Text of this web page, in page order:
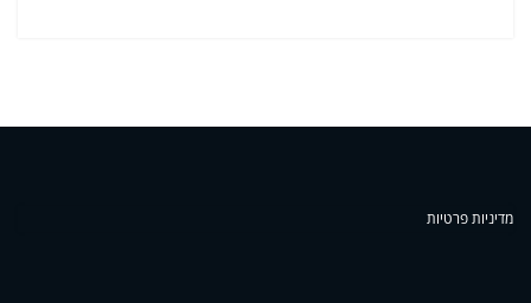
מדיניות פרטיות